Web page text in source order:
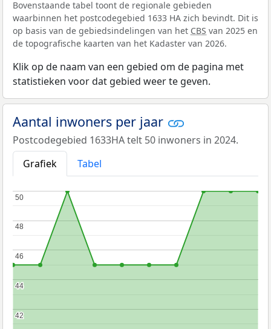
Bovenstaande tabel toont de regionale gebieden
waarbinnen het postcodegebied 1633 HA zich bevindt. Dit is
op basis van de gebiedsindelingen van het CBS van 2025 en
de topografische kaarten van het Kadaster van 2026.
Klik op de naam van een gebied om de pagina met
statistieken voor dat gebied weer te geven.
Aantal inwoners per jaar
Postcodegebied 1633HA telt 50 inwoners in 2024.
Grafiek
Tabel
42
42
44
44
46
46
48
48
50
50